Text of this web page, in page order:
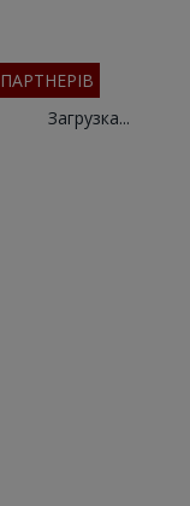
Загрузка...